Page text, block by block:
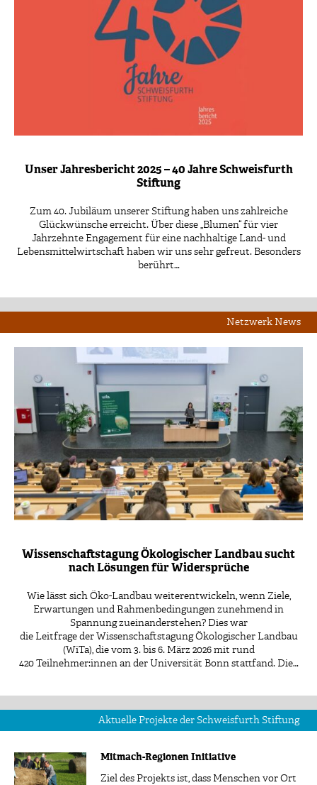
Unser Jahresbericht 2025 – 40 Jahre Schweisfurth
Stiftung
Zum 40. Jubiläum unserer Stiftung haben uns zahlreiche
Glückwünsche erreicht. Über diese „Blumen“ für vier
Jahrzehnte Engagement für eine nachhaltige Land- und
Lebensmittelwirtschaft haben wir uns sehr gefreut. Besonders
berührt…
Netzwerk News
Wissenschaftstagung Ökologischer Landbau sucht
nach Lösungen für Widersprüche
Wie lässt sich Öko-Landbau weiterentwickeln, wenn Ziele,
Erwartungen und Rahmenbedingungen zunehmend in
Spannung zueinanderstehen? Dies war
die Leitfrage der Wissenschaftstagung Ökologischer Landbau
(WiTa), die vom 3. bis 6. März 2026 mit rund
420 Teilnehmer:innen an der Universität Bonn stattfand. Die…
Aktuelle Projekte der Schweisfurth Stiftung
Mitmach-Regionen Initiative
Ziel des Projekts ist, dass Menschen vor Ort